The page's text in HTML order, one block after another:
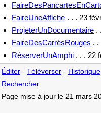
FaireUneAffiche . . . 23
ProjeterUnDocumentaire .
FaireDesCarrésRouges . .
RéserverUnAmphi . . . 22
Éditer - Téléverser - Historique
Rechercher
Page mise à jour le 21 mars